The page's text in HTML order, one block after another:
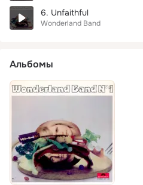
6. Unfaithful
Wonderland Band
Альбомы